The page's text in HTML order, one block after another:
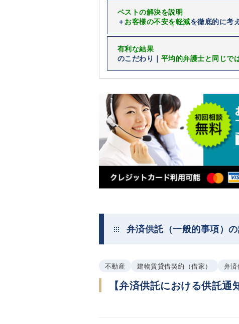
ベストの解決を説明
＋お客様の不安を軽減を徹底的に考
有利な結果
のこだわり｜ 平均的弁護士と同じで
弁済供託（一般的事項）
不動産 建物賃貸借契約（借家） 弁済
【弁済供託における供託